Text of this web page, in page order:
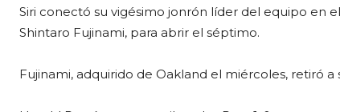
Siri conectó su vigésimo jonrón líder del equipo en
Shintaro Fujinami, para abrir el séptimo.
Fujinami, adquirido de Oakland el miércoles, retiró